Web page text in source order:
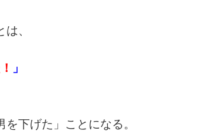
、
」
下げた」ことになる。